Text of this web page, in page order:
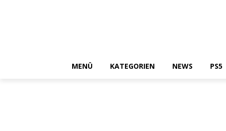
MENÜ KATEGORIEN NEWS PS5